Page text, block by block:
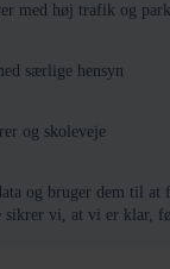
med høj trafik og
særlige hensyn
og skoleveje
og bruger dem til at
sikrer vi, at vi er klar,